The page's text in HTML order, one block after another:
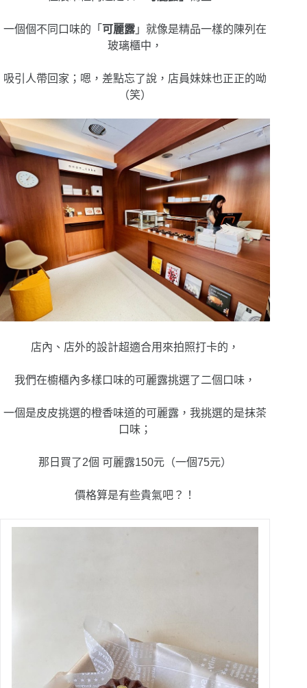
一個個不同口味的「 可麗露 」就像是精品一樣的陳列在
玻璃櫃中，
吸引人帶回家；嗯，差點忘了說，店員妹妹也正正的呦
（笑）
店內、店外的設計超適合用來拍照打卡的，
我們在櫥櫃內多樣口味的可麗露挑選了二個口味，
一個是皮皮挑選的橙香味道的可麗露，我挑選的是抹茶
口味；
那日買了2個 可麗露150元（一個75元）
價格算是有些貴氣吧？！